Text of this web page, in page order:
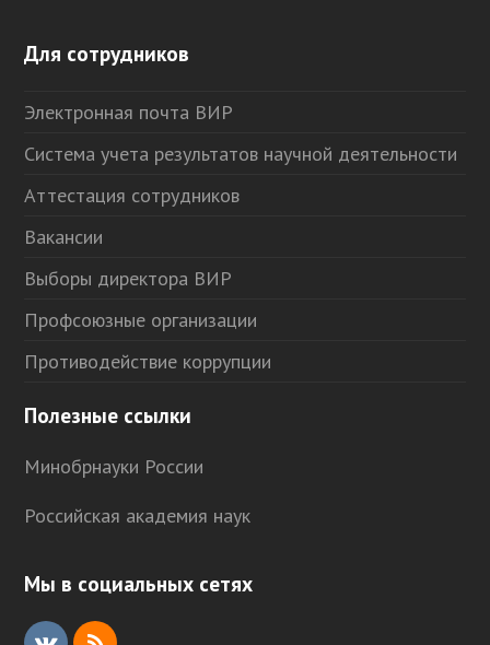
Для сотрудников
Электронная почта ВИР
Система учета результатов научной деятельности
Аттестация сотрудников
Вакансии
Выборы директора ВИР
Профсоюзные организации
Противодействие коррупции
Полезные ссылки
Минобрнауки России
Российская академия наук
Мы в социальных сетях